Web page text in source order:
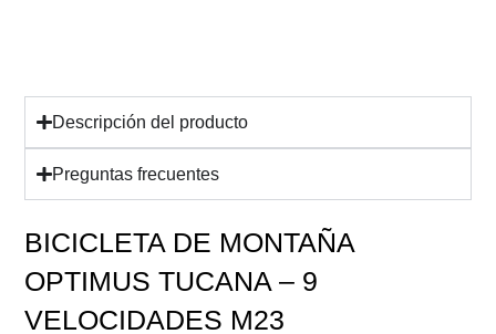
Descripción del producto
Preguntas frecuentes
BICICLETA DE MONTAÑA
OPTIMUS TUCANA – 9
VELOCIDADES M23